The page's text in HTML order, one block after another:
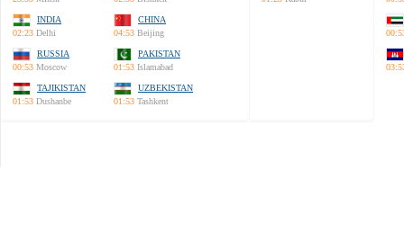
INDIA
02:23 Delhi
CHINA
04:53 Beijing
RUSSIA
00:53 Moscow
PAKISTAN
01:53 Islamabad
TAJIKISTAN
01:53 Dushanbe
UZBEKISTAN
01:53 Tashkent